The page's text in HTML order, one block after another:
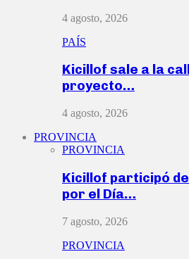
4 agosto, 2026
PAÍS
Kicillof sale a la
proyecto…
4 agosto, 2026
PROVINCIA
PROVINCIA
Kicillof participó
por el Día…
7 agosto, 2026
PROVINCIA